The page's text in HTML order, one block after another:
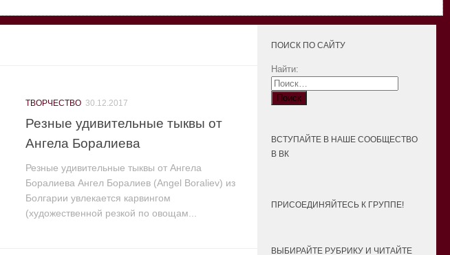
ТВОРЧЕСТВО 30.12.2017
Резные удивительные тыквы от
Ангела Боралиева
Резные удивительные тыквы от Ангела
Боралиева Ангел Боралиев (Angel Boraliev) из
Болгарии увлекается карвингом
(художественной резкой по овощам...
ПОИСК ПО САЙТУ
Найти:
ВСТУПАЙТЕ В НАШЕ СООБЩЕСТВО
В ВК
ПРИСОЕДИНЯЙТЕСЬ К ГРУППЕ!
ВЫБИРАЙТЕ РУБРИКУ И ЧИТАЙТЕ